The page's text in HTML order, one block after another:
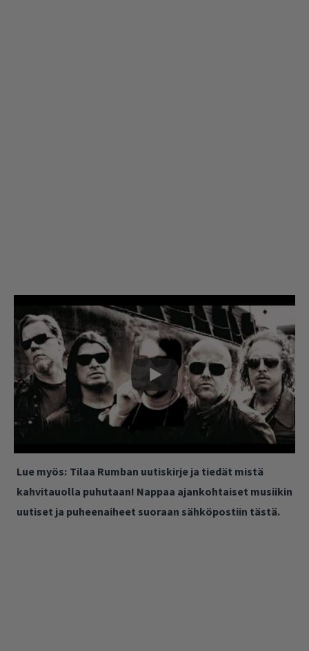
Lue myös: Tilaa Rumban uutiskirje ja tiedät mistä
kahvitauolla puhutaan! Nappaa ajankohtaiset musiikin
uutiset ja puheenaiheet suoraan sähköpostiin tästä.